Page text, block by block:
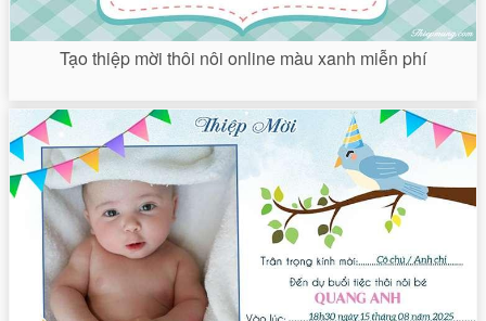
Tạo thiệp mời thôi nôi online màu xanh miễn phí